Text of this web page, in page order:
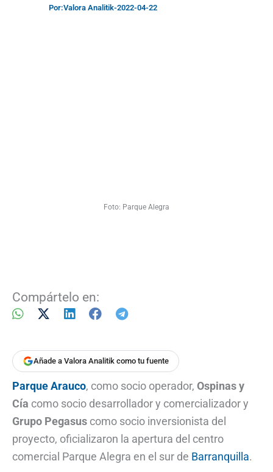
Por:Valora Analitik-2022-04-22
Foto: Parque Alegra
Compártelo en:
Añade a Valora Analitik como tu fuente
Parque Arauco, como socio operador, Ospinas y
Cía como socio desarrollador y comercializador y
Grupo Pegasus como socio inversionista del
proyecto, oficializaron la apertura del centro
comercial Parque Alegra en el sur de Barranquilla.